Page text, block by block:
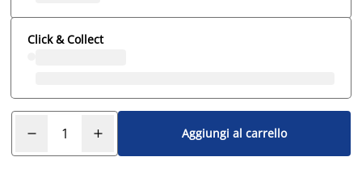
Click & Collect
Aggiungi al carrello